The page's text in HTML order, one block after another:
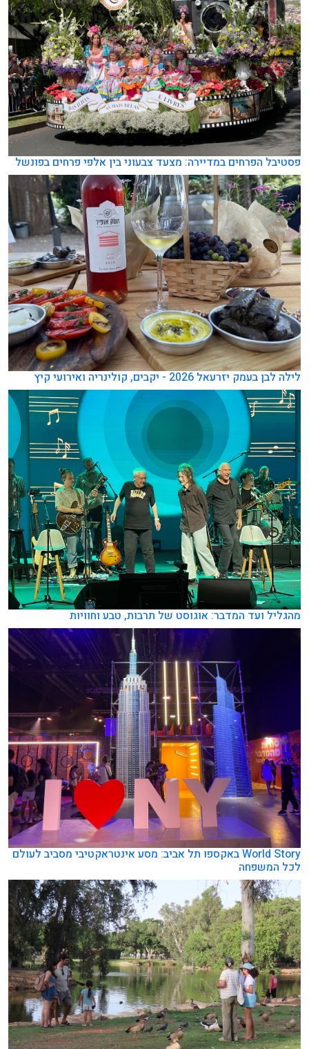
פסטיבל הפרחים במדיירה: מצעד צבעוני בין אלפי פרחים בפונשל
לילה לבן בעמק יזרעאל 2026 - יקבים, קולינריה ואירועי קיץ
מהגליל ועד המדבר: אוגוסט של תרבות, טבע וחוויות
World Story באקספו תל אביב: מסע אינטראקטיבי מסביב לעולם
לכל המשפחה